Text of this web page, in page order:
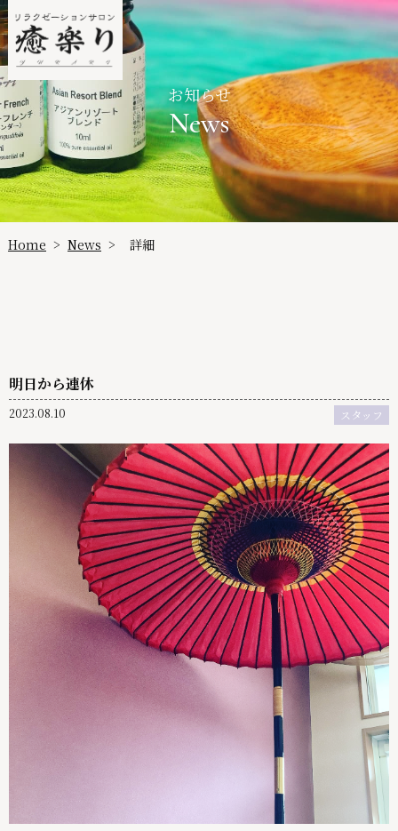
お知らせ
News
Home > News > 詳細
明日から連休
2023.08.10 スタッフ